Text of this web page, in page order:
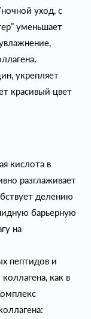
уход, с
уменьшает
укрепляет
красивый цвет
кислота в
разглаживает
делению
барьерную
на
пептидов и
как в